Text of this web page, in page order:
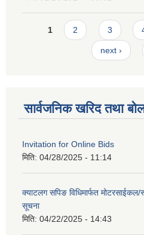
Pages
1 2 3
next ›
सार्वजनिक खरिद तथा
Invitation for Online Bids
मिति: 04/28/2025 - 11:14
क्याटलग सपिङ विधिमार्फत मोटरसाईकल/
सूचना
मिति: 04/22/2025 - 14:43